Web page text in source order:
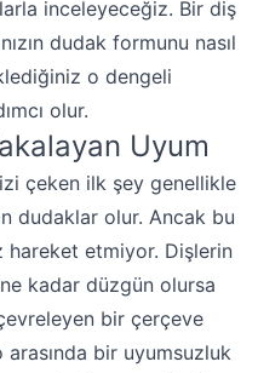
inceleyeceğiz. Bir diş
dudak formunu nasıl
o dengeli
olur.
Uyum
çeken ilk şey genellikle
dudaklar olur. Ancak bu
hareket etmiyor. Dişlerin
kadar düzgün olursa
bir çerçeve
bir uyumsuzluk